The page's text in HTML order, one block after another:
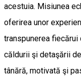
acestuia. Misiunea
oferirea unor
transpunerea
căldurii şi detaşării
tânără, motivată şi